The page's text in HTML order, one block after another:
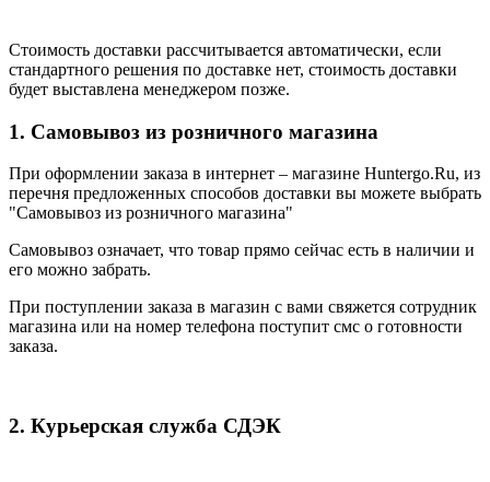
Стоимость доставки рассчитывается автоматически, если
стандартного решения по доставке нет, стоимость доставки
будет выставлена менеджером позже.
1. Самовывоз из розничного магазина
При оформлении заказа в интернет – магазине Huntergo.Ru, из
перечня предложенных способов доставки вы можете выбрать
"Самовывоз из розничного магазина"
Самовывоз означает, что товар прямо сейчас есть в наличии и
его можно забрать.
При поступлении заказа в магазин с вами свяжется сотрудник
магазина или на номер телефона поступит смс о готовности
заказа.
2. Курьерская служба СДЭК